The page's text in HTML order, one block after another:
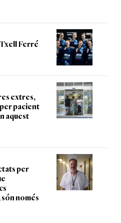
Ferré
extres,
per pacient
aquest
per
només